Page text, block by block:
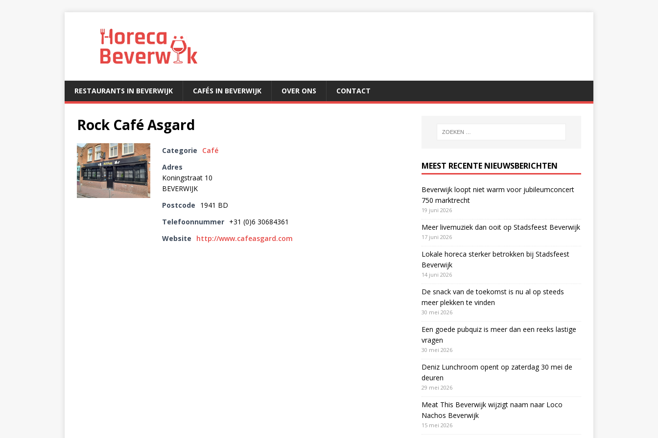
RESTAURANTS IN BEVERWIJK CAFÉS IN BEVERWIJK OVER ONS CONTACT
Rock Café Asgard
Categorie
Café
Adres
Koningstraat 10
BEVERWIJK
Postcode
1941 BD
Telefoonnummer +31 (0)6 30684361
Website
http://www.cafeasgard.com
MEEST RECENTE NIEUWSBERICHTEN
Beverwijk loopt niet warm voor jubileumconcert
750 marktrecht
19 juni 2026
Meer livemuziek dan ooit op Stadsfeest Beverwijk
17 juni 2026
Lokale horeca sterker betrokken bij Stadsfeest
Beverwijk
14 juni 2026
De snack van de toekomst is nu al op steeds
meer plekken te vinden
30 mei 2026
Een goede pubquiz is meer dan een reeks lastige
vragen
30 mei 2026
Deniz Lunchroom opent op zaterdag 30 mei de
deuren
29 mei 2026
Meat This Beverwijk wijzigt naam naar Loco
Nachos Beverwijk
15 mei 2026